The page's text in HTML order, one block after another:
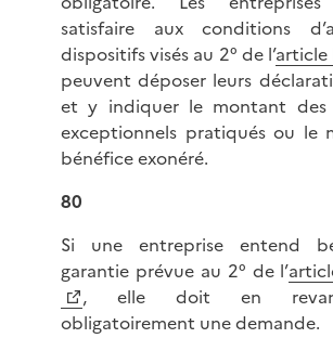
satisfaire aux conditions
dispositifs visés au 2° de l’article
peuvent déposer leurs
et y indiquer le montant des
exceptionnels pratiqués ou le
bénéfice exonéré.
80
Si une entreprise entend
garantie prévue au 2° de l’
, elle doit en
obligatoirement une demande.